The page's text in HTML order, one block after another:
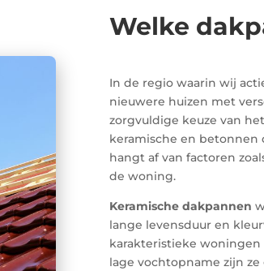
Welke
In de regio waarin wij
nieuwere huizen met
zorgvuldige keuze van
keramische en betonnen
hangt af van factoren
de woning.
Keramische dakpannen
lange levensduur en
karakteristieke
lage vochtopname zijn